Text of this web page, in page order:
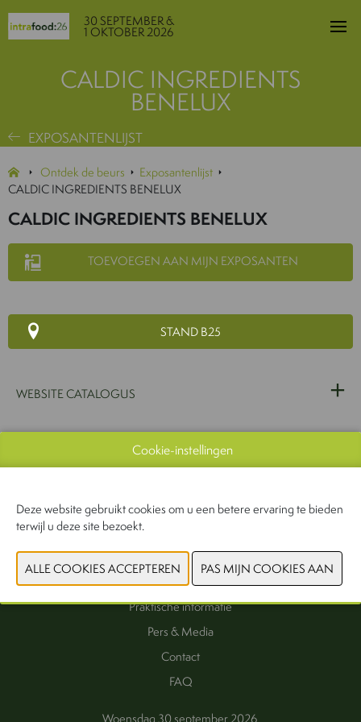
30 SEPTEMBER &
1 OKTOBER 2026
CALDIC INGREDIENTS
BENELUX
EXPOSANTENLIJST
Ontdek de beurs
Exposantenlijst
CALDIC INGREDIENTS BENELUX
CALDIC INGREDIENTS BENELUX
TOEVOEGEN AAN MIJN EXPOSANTEN
STAND B25
WEBSITE CATALOGUS
VORIGE VOLGENDE
Interesse als exposant
Exposanten
Praktische informatie
Pers & Media
Contact
FAQ
Woensdag 30 september 2026
Cookie-instellingen
Deze website gebruikt cookies om u een betere ervaring te bieden
terwijl u deze site bezoekt.